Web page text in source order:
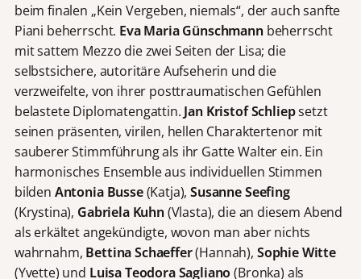
beim finalen „Kein Vergeben, niemals“, der auch sanfte
Piani beherrscht. Eva Maria Günschmannbeherrscht
mit sattem Mezzo die zwei Seiten der Lisa; die
selbstsichere, autoritäre Aufseherin und die
verzweifelte, von ihrer posttraumatischen Gefühlen
belastete Diplomatengattin. Jan Kristof Schliepsetzt
seinen präsenten, virilen, hellen Charaktertenor mit
sauberer Stimmführung als ihr Gatte Walter ein. Ein
harmonisches Ensemble aus individuellen Stimmen
bilden Antonia Busse(Katja),Susanne Seefing
(Krystina), Gabriela Kuhn(Vlasta), die an diesem Abend
als erkältet angekündigte, wovon man aber nichts
wahrnahm, Bettina Schaeffer(Hannah), Sophie Witte
(Yvette) und Luisa Teodora Sagliano (Bronka) als